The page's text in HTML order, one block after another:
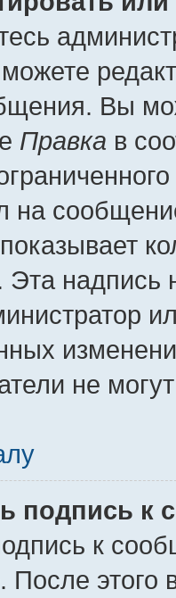
Вы
Правка в
на
Эта
не
подпись к
к
После